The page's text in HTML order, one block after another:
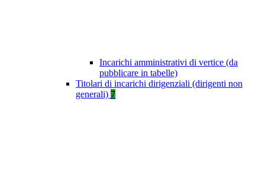
Incarichi amministrativi di vertice (da
pubblicare in tabelle)
Titolari di incarichi dirigenziali (dirigenti non
generali) 7